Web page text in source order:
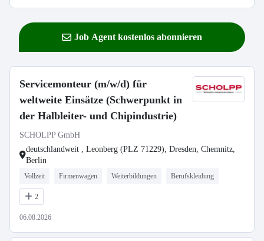
Job Agent kostenlos abonnieren
Servicemonteur (m/w/d) für
weltweite Einsätze (Schwerpunkt in
der Halbleiter- und Chipindustrie)
SCHOLPP GmbH
deutschlandweit , Leonberg (PLZ 71229), Dresden, Chemnitz,
Berlin
Vollzeit Firmenwagen Weiterbildungen Berufskleidung
2
06.08.2026